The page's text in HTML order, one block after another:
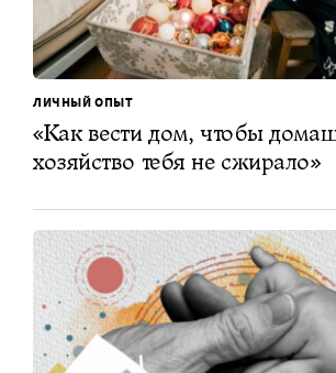
ЛИЧНЫЙ ОПЫТ
«Как вести дом, чтобы
хозяйство тебя не сжирало»